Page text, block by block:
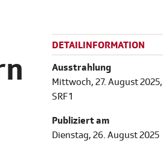
DETAILINFORMATION
Ausstrahlung
Mittwoch, 27. August
SRF 1
Publiziert am
Dienstag, 26. August 2025